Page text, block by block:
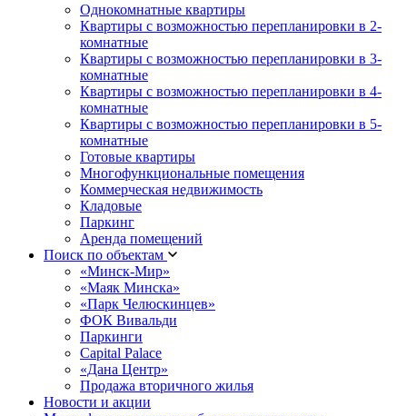
Однокомнатные квартиры
Квартиры с возможностью перепланировки в 2-
комнатные
Квартиры с возможностью перепланировки в 3-
комнатные
Квартиры с возможностью перепланировки в 4-
комнатные
Квартиры с возможностью перепланировки в 5-
комнатные
Готовые квартиры
Многофункциональные помещения
Коммерческая недвижимость
Кладовые
Паркинг
Аренда помещений
Поиск по объектам
«Минск-Мир»
«Маяк Минска»
«Парк Челюскинцев»
ФОК Вивальди
Паркинги
Capital Palace
«Дана Центр»
Продажа вторичного жилья
Новости и акции